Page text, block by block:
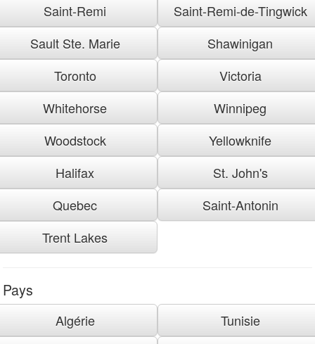
Saint-Remi
Saint-Remi-de-Tingwick
Sault Ste. Marie
Shawinigan
Toronto
Victoria
Whitehorse
Winnipeg
Woodstock
Yellowknife
Halifax
St. John's
Quebec
Saint-Antonin
Trent Lakes
Pays
Algérie
Tunisie